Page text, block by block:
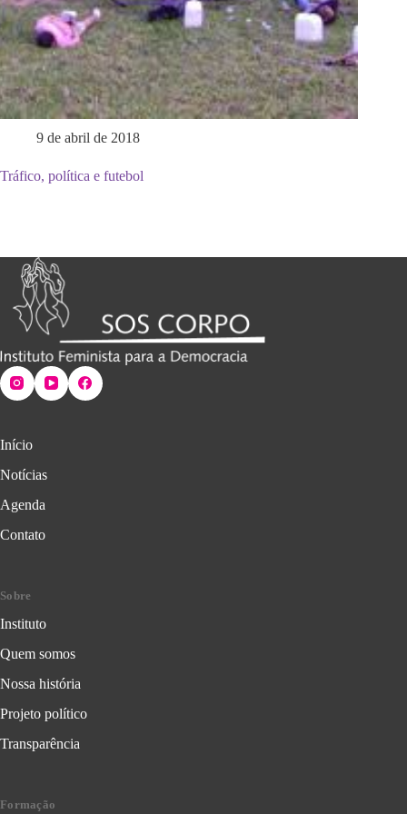
9 de abril de 2018
Tráfico, política e futebol
Início
Notícias
Agenda
Contato
Sobre
Instituto
Quem somos
Nossa história
Projeto político
Transparência
Formação